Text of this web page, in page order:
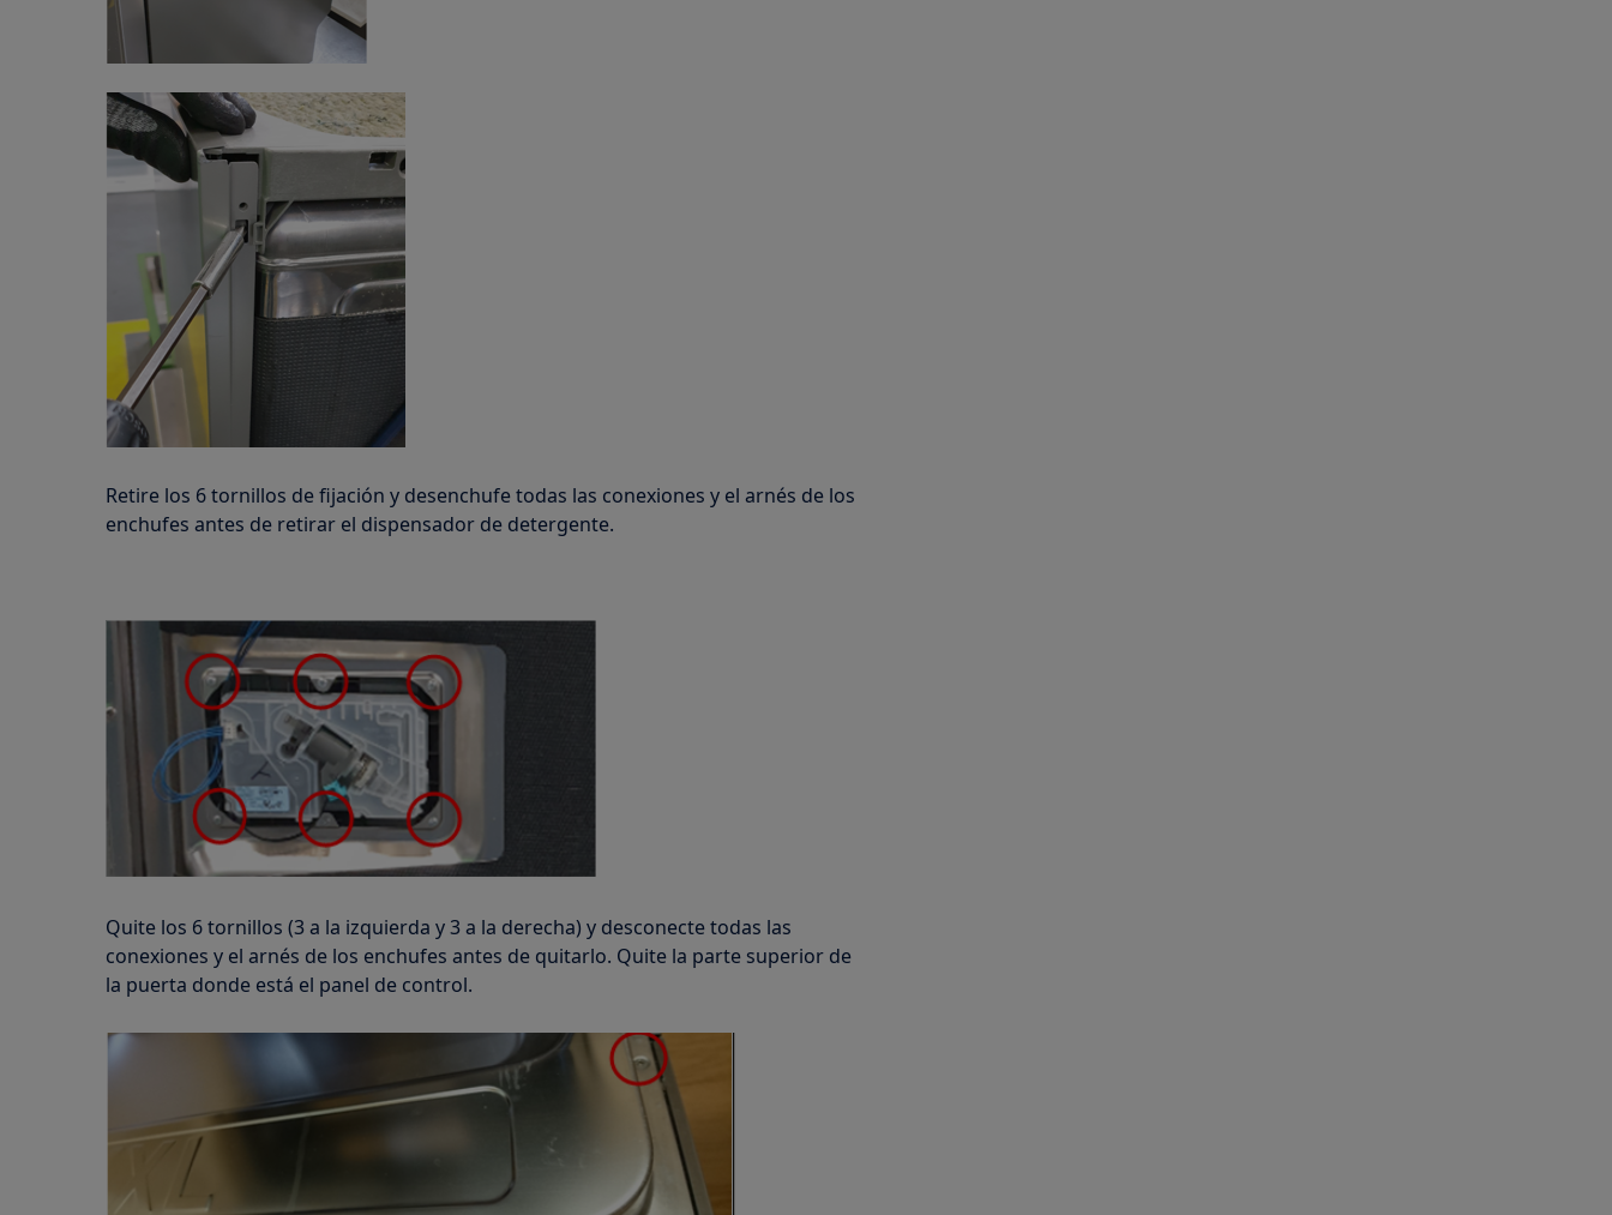
Retire los 6 tornillos de fijación y desenchufe todas las conexiones y el arnés de los
enchufes antes de retirar el dispensador de detergente.
Quite los 6 tornillos (3 a la izquierda y 3 a la derecha) y desconecte todas las
conexiones y el arnés de los enchufes antes de quitarlo. Quite la parte superior de
la puerta donde está el panel de control.